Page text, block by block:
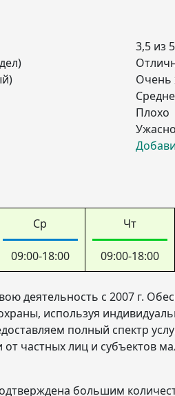
3,5 из
Очень
Средне
Плохо
Ужасно
Ср
09:00-18:00
Чт
09:00-18:00
деятельность с 2007 г.
используя
полный спектр
частных лиц и субъектов
большим